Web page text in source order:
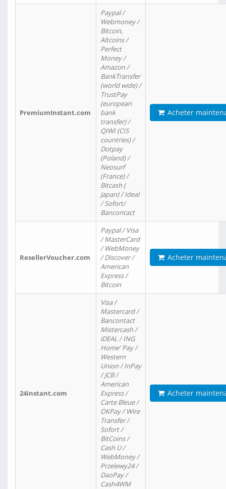
PremiumInstant.com
Paypal /
Webmoney /
Bitcoin,
Altcoins /
Perfect
Money /
Amazon /
BankTransfer
(world wide) /
TrustPay
(european
bank
transfer) /
QIWI (CIS
countries) /
Dotpay
(Poland) /
Neosurf
(France) /
Bitcash (
Japan) / Ideal
/ Sofort/
Bancontact
Acheter
ResellerVoucher.com
Paypal / Visa
/ MasterCard
/ WebMoney
/ Discover /
American
Express /
Bitcoin
Acheter
24instant.com
Visa /
Mastercard /
Bancontact
Mistercash /
iDEAL / ING
Home' Pay /
Western
Union / InPay
/ JCB /
American
Express /
Carte Bleue /
OKPay / Wire
Transfer /
Sofort /
BitCoins /
Cash U /
WebMoney /
Przelewy24 /
DaoPay /
Cash4WM
Acheter